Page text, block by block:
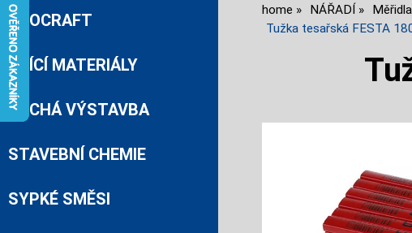
home NÁŘADÍ
Tužka tesařská FESTA
PROCRAFT
ZDÍCÍ MATERIÁLY
SUCHÁ VÝSTAVBA
STAVEBNÍ CHEMIE
SYPKÉ SMĚSI